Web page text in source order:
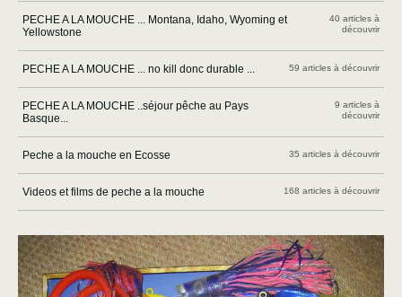
PECHE A LA MOUCHE ... Montana, Idaho, Wyoming et
Yellowstone
40 articles à
découvrir
PECHE A LA MOUCHE ... no kill donc durable ... 59 articles à découvrir
PECHE A LA MOUCHE ..séjour pêche au Pays
Basque...
9 articles à
découvrir
Peche a la mouche en Ecosse 35 articles à découvrir
Videos et films de peche a la mouche 168 articles à découvrir